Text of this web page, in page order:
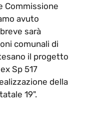
Commissione
avuto
sarà
comunali di
il progetto
Sp 517
della
19".